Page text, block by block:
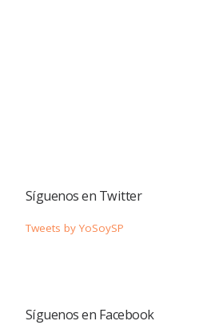
Síguenos en Twitter
Tweets by YoSoySP
Síguenos en Facebook